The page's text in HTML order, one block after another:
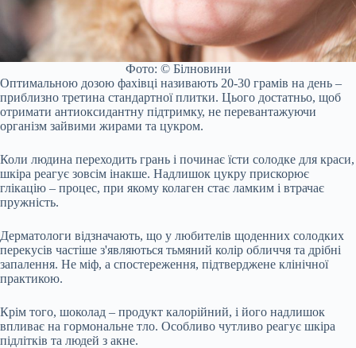
Фото: © Білновини
Оптимальною дозою фахівці називають 20-30 грамів на день –
приблизно третина стандартної плитки. Цього достатньо, щоб
отримати антиоксидантну підтримку, не перевантажуючи
організм зайвими жирами та цукром.
Коли людина переходить грань і починає їсти солодке для краси,
шкіра реагує зовсім інакше. Надлишок цукру прискорює
глікацію – процес, при якому колаген стає ламким і втрачає
пружність.
Дерматологи відзначають, що у любителів щоденних солодких
перекусів частіше з'являються тьмяний колір обличчя та дрібні
запалення. Не міф, а спостереження, підтверджене клінічної
практикою.
Крім того, шоколад – продукт калорійний, і його надлишок
впливає на гормональне тло. Особливо чутливо реагує шкіра
підлітків та людей з акне.